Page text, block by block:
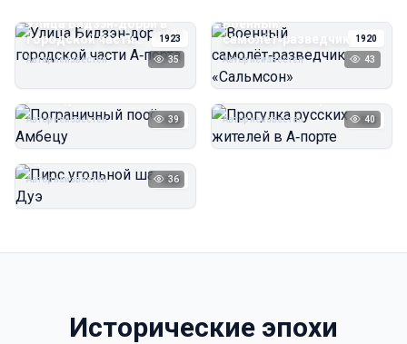
1923
Улица Бидзэн‑дорри в
городской части
А‑порта
Автор неизвестен 35
1920
Военный
самолёт‑разведчик
«Сальмсон»
Автор неизвестен 43
1923
Автор неизвестен 39 1923
Прогулка русских
Автор неизвестен 40
1923
Пирс угольной шахты
Автор неизвестен 36
Исторические эпохи